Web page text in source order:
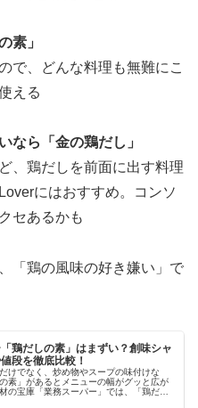
素」
で、どんな料理も無難にこ
える
なら「金の鶏だし」
、鶏だしを前面に出す料理
にはおすすめ。コンソ
セあるかも
「鶏の風味の好き嫌い」で
鶏だしの素」はまずい？創味シャ
段を徹底比較！
けでなく、炒め物やスープの味付けな
素」があるとメニューの幅がグッと広が
の宝庫「業務スーパー」では、「鶏だし